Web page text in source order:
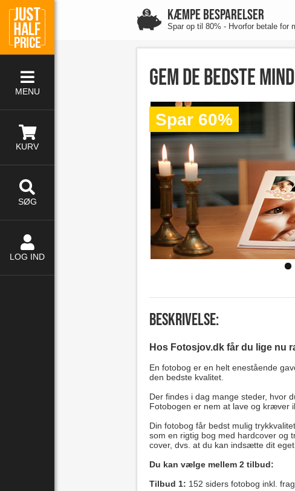
MENU
KURV
SØG
LOG IND
KÆMPE BESPARELSER
Spar op til 80% - Hvorfor betale for
Gem de bedste
Spar 60%
Beskrivelse:
Hos Fotosjov.dk får du lige nu
En fotobog er en helt enestående
den bedste kvalitet.
Der findes i dag mange steder, hvor
Fotobogen er nem at lave og kræver
Din fotobog får bedst mulig
som en rigtig bog med hardcover og
cover, dvs. at du kan indsætte dit
Du kan vælge mellem 2 tilbud:
Tilbud 1: 152 siders fotobog inkl.